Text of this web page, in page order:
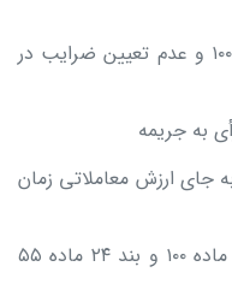
۱- صدور آرای کلی در کمیسیون ماده ۱۰۰ و عدم تعیین ضرایب در
جای ارزش معاملاتی زمان
۴- عدم توجه به مجازات‌های مقرر در ماده ۱۰۰ و بند ۲۴ ماده ۵۵